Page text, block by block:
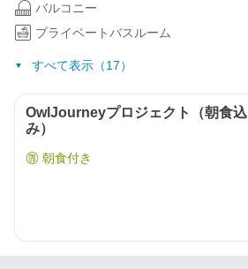
バルコニー
プライベートバスルーム
すべて表示（17）
OwlJourneyプロジェクト（朝食込
み）
朝食付き